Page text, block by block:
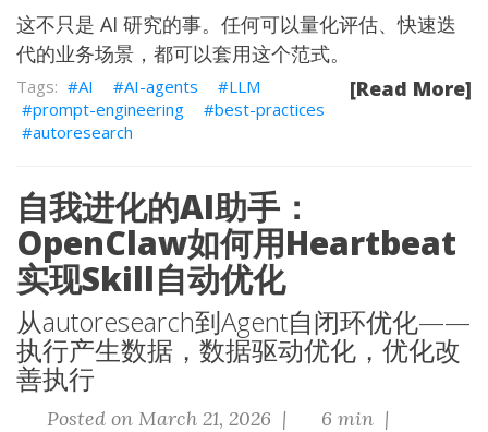
这不只是 AI 研究的事。任何可以量化评估、快速迭
代的业务场景，都可以套用这个范式。
[Read More]
AI AI-agents
LLM
prompt-engineering
best-practices
autoresearch
自我进化的AI助手：
OpenClaw如何用Heartbeat
实现Skill自动优化
从autoresearch到Agent自闭环优化——
执行产生数据，数据驱动优化，优化改
善执行
Posted on March 21, 2026 |
6 min |